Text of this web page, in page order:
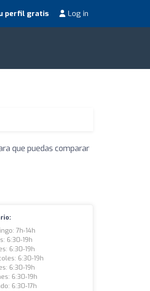
perfil gratis Log in
que puedas comparar
7h-14h
6:30-19h
6:30-19h
6:30-19h
6:30-19h
6:30-19h
6:30-17h